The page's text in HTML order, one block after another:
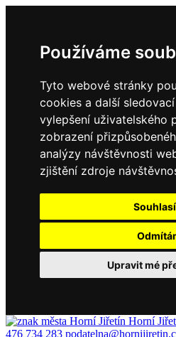
Používáme
Tyto webové stránky
cookies a další
vylepšení uživatelského
zobrazení
analýzy návštěvnosti
zjištění zdroje
Upravit mé
Horní
476 734 283